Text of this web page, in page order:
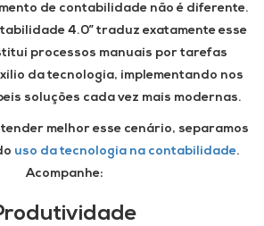
de contabilidade não é diferente.
4.0” traduz exatamente esse
processos manuais por tarefas
da tecnologia, implementando nos
soluções cada vez mais modernas.
melhor esse cenário, separamos
uso da tecnologia na contabilidade.
Acompanhe: